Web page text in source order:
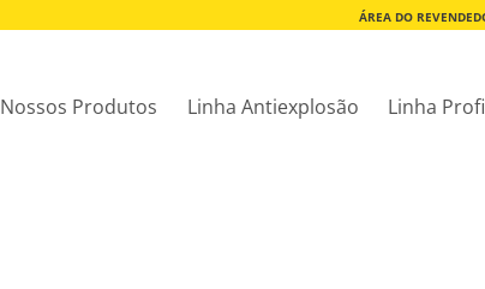
ÁREA DO
Nossos Produtos Linha Antiexplosão Linha